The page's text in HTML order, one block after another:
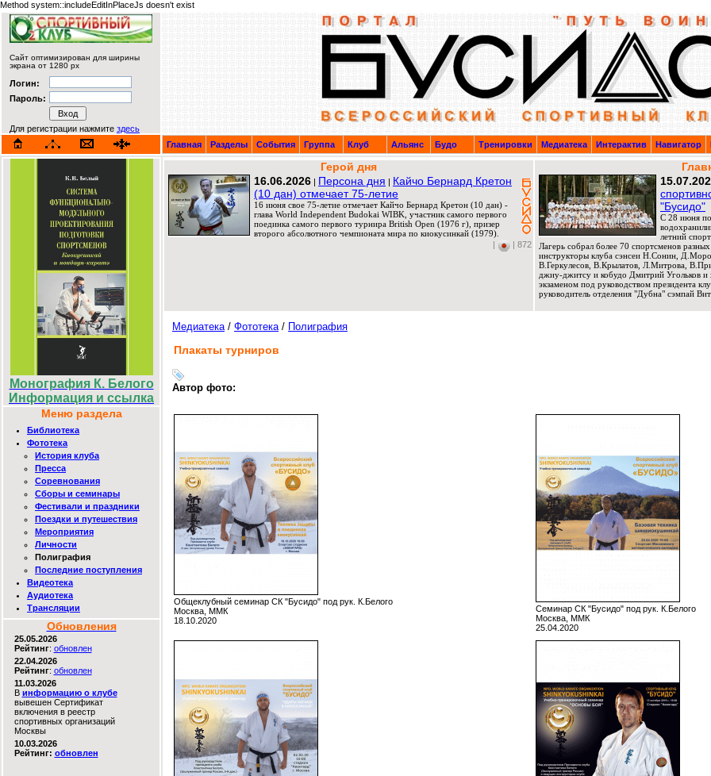
Method system::includeEditInPlaceJs doesn't exist
Сайт оптимизирован для ширины
экрана от 1280 px
Логин:
Пароль:
Для регистрации нажмите здесь
Главная Разделы События Группа Клуб Альянс Будо Тренировки Медиатека Интерактив Навигатор
Монография К. Белого
Информация и ссылка
Меню раздела
Библиотека
Фототека
История клуба
Пресса
Соревнования
Сборы и семинары
Фестивали и праздники
Поездки и путешествия
Мероприятия
Личности
Полиграфия
Последние поступления
Видеотека
Аудиотека
Трансляции
Обновления
25.05.2026
Рейтинг: обновлен
22.04.2026
Рейтинг: обновлен
11.03.2026
В информацию о клубе
вывешен Сертификат
включения в реестр
спортивных организаций
Москвы
10.03.2026
Рейтинг: обновлен
Герой дня
16.06.2026 | Персона дня | Кайчо Бернард Кретон
(10 дан) отмечает 75-летие
16 июня свое 75-летие отмечает Кайчо Бернард Кретон (10 дан) -
глава World Independent Budokai WIBK, участник самого первого
поединка самого первого турнира British Open (1976 г), призер
второго абсолютного чемпионата мира по киокусинкай (1979).
|
| 872
"Бусидо"
C 28 июня
летний
Лагерь собрал более 70 спортсменов
инструкторы клуба сэнсеи Н.Сонин,
В.Геркулесов, В.Крылатов, Л.Митрова,
джиу-джитсу и кобудо Дмитрий Угольков и
экзаменом под руководством президента
руководитель отделения "Дубна" сэмпай
Медиатека/ Фототека/ Полиграфия
Плакаты турниров
Автор фото:
Общеклубный семинар СК "Бусидо" под рук. К.Белого
Москва, ММК
18.10.2020
Семинар СК "Бусидо" под рук. К.Белого
Москва, ММК
25.04.2020